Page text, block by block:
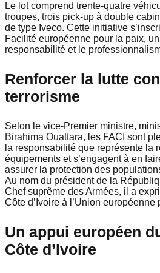
Le lot comprend trente-quatre
troupes, trois pick-up à double
de type Iveco. Cette initiative
Facilité européenne pour la paix,
responsabilité et le
Renforcer la lutte
terrorisme
Selon le vice-Premier ministre,
Birahima Ouattara, les FACI sont
la responsabilité que représente la
équipements et s’engagent à en
assurer la protection des
Au nom du président de la
Chef suprême des Armées, il a
Côte d’Ivoire à l’Union
Un appui européen
Côte d’Ivoire